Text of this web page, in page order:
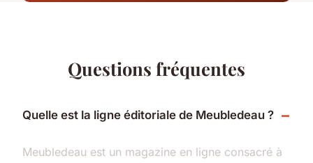
Questions fréquentes
Quelle est la ligne éditoriale de Meubledeau ?
Meubledeau est un magazine en ligne consacré à